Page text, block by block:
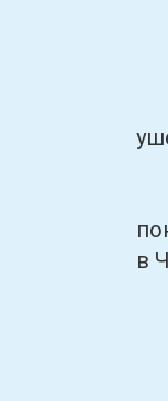
в